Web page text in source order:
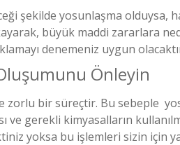
şekilde yosunlaşma olduysa,
büyük maddi zararlara
denemeniz uygun
Önleyin
bir süreçtir. Bu sebeple
ve gerekli kimyasalların
yoksa bu işlemleri sizin